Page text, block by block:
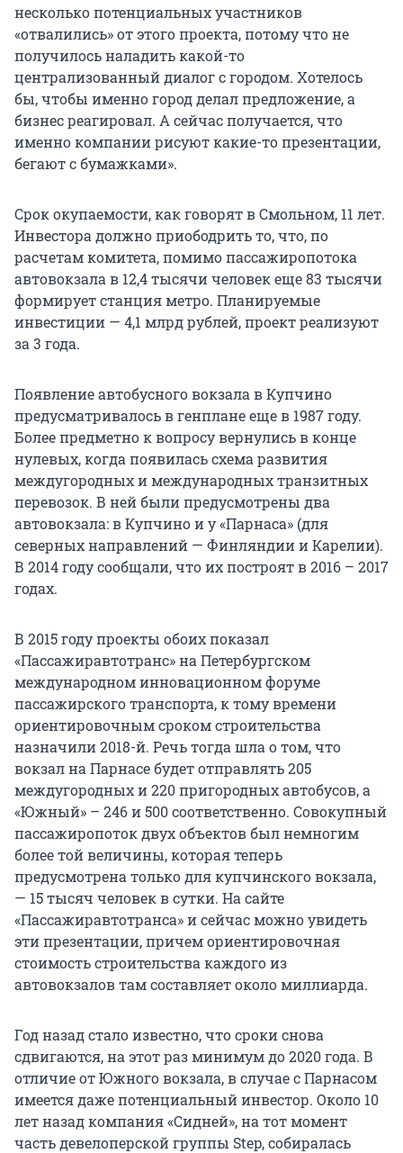
несколько потенциальных участников
«отвалились» от этого проекта, потому что не
получилось наладить какой-то
централизованный диалог с городом. Хотелось
бы, чтобы именно город делал предложение, а
бизнес реагировал. А сейчас получается, что
именно компании рисуют какие-то презентации,
бегают с бумажками».
Срок окупаемости, как говорят в Смольном, 11 лет.
Инвестора должно приободрить то, что, по
расчетам комитета, помимо пассажиропотока
автовокзала в 12,4 тысячи человек еще 83 тысячи
формирует станция метро. Планируемые
инвестиции — 4,1 млрд рублей, проект реализуют
за 3 года.
Появление автобусного вокзала в Купчино
предусматривалось в генплане еще в 1987 году.
Более предметно к вопросу вернулись в конце
нулевых, когда появилась схема развития
междугородных и международных транзитных
перевозок. В ней были предусмотрены два
автовокзала: в Купчино и у «Парнаса» (для
северных направлений — Финляндии и Карелии).
В 2014 году сообщали, что их построят в 2016 – 2017
годах.
В 2015 году проекты обоих показал
«Пассажиравтотранс» на Петербургском
международном инновационном форуме
пассажирского транспорта, к тому времени
ориентировочным сроком строительства
назначили 2018-й. Речь тогда шла о том, что
вокзал на Парнасе будет отправлять 205
междугородных и 220 пригородных автобусов, а
«Южный» – 246 и 500 соответственно. Совокупный
пассажиропоток двух объектов был немногим
более той величины, которая теперь
предусмотрена только для купчинского вокзала,
— 15 тысяч человек в сутки. На сайте
«Пассажиравтотранса» и сейчас можно увидеть
эти презентации, причем ориентировочная
стоимость строительства каждого из
автовокзалов там составляет около миллиарда.
Год назад стало известно, что сроки снова
сдвигаются, на этот раз минимум до 2020 года. В
отличие от Южного вокзала, в случае с Парнасом
имеется даже потенциальный инвестор. Около 10
лет назад компания «Сидней», на тот момент
часть девелоперской группы Step, собиралась